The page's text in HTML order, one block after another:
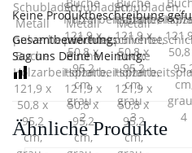
Keine Produktbeschreibung
Gesamtbewertung:
Sag uns Deine Meinung:
Ähnliche Produkte